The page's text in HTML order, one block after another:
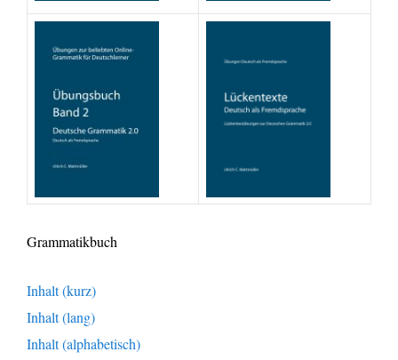
Grammatikbuch
Inhalt (kurz)
Inhalt (lang)
Inhalt (alphabetisch)